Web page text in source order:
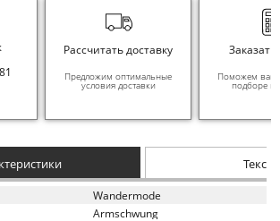
Рассчитать доставку
Предложим оптимальные
условия доставки
Заказать
Поможем вам
подборе
Wandermode
Armschwung